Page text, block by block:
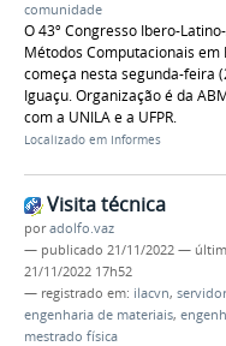
comunidade
O 43º Congresso Ibero-
Métodos Computacionais em
começa nesta segunda-feira
Iguaçu. Organização é da
com a UNILA e a UFPR.
Localizado em Informes
Visita técnica
poradolfo.vaz
— publicado 21/11/2022 —
21/11/2022 17h52
— registrado em: ilacvn,
engenharia de materiais,
mestrado física